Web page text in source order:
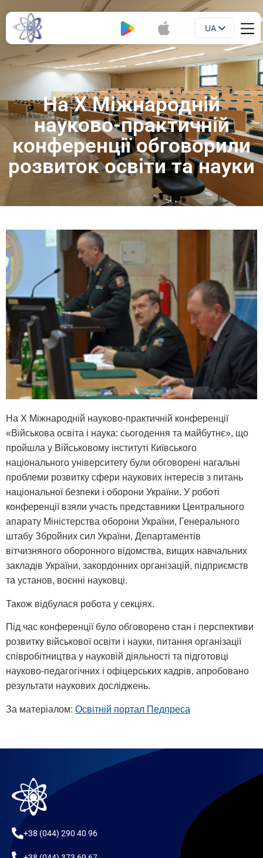
UA
EN
На Х Міжнародній
науково-практичній
конференції обговорили
розвиток освіти та науки
На Х Міжнародній науково-практичній конференції
«Військова освіта і наука: сьогодення та майбутнє», що
пройшла у Військовому інституті Київського
національного університету були обговорені нагальні
проблеми розвитку сфери наукових інтересів з питань
національної безпеки і оборони України. У роботі
конференції взяли участь представники Центрального
апарату Міністерства оборони України, Генерального
штабу Збройних сил України, Департаментів
вітчизняного оборонного відомства, вищих навчальних
закладів України, закордонних організацій, підприємств
та установ, воєнні науковці.
Також відбулася робота у секціях.
Під час конференції було обговорено стан і перспективи
розвитку військової освіти і науки, питання організації
співробітництва у науковій діяльності та підготовці
науково-педагогічних і офіцерських кадрів, апробовано
результати наукових досліджень.
За матеріалом: Освітній портал Педпреса
+38 (044) 290 40 96